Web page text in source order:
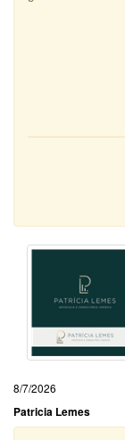
8/7/2026
Patricia Lemes